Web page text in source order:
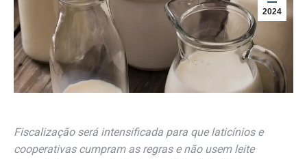
2024
Fiscalização será intensificada para que laticínios e
cooperativas cumpram as regras e não usem leite